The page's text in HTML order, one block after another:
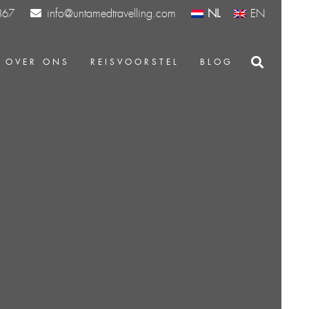
info@untamedtravelling.com NL EN
OVER ONS REISVOORSTEL BLOG